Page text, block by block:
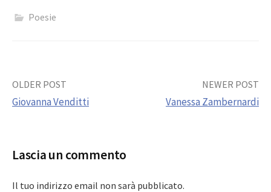
Poesie
Post
OLDER POST
Giovanna Venditti
NEWER POST
Vanessa Zambernardi
Lascia un commento
Il tuo indirizzo email non sarà pubblicato.